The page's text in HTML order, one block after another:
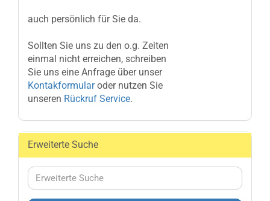
auch persönlich für Sie da.
Sollten Sie uns zu den o.g. Zeiten
einmal nicht erreichen, schreiben
Sie uns eine Anfrage über unser
Kontakformularoder nutzen Sie
unseren Rückruf Service.
Erweiterte Suche
Erweiterte
Suche